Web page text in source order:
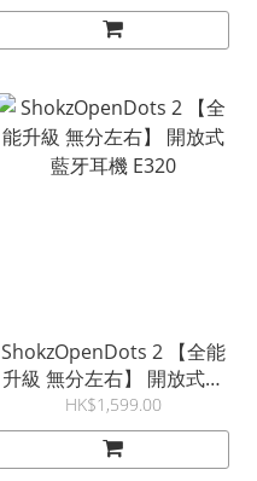
ShokzOpenDots 2 【全能
升級 無分左右】 開放式藍
牙耳機 E320
HK$1,599.00